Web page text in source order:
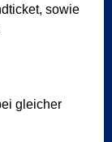
sowie
gleicher